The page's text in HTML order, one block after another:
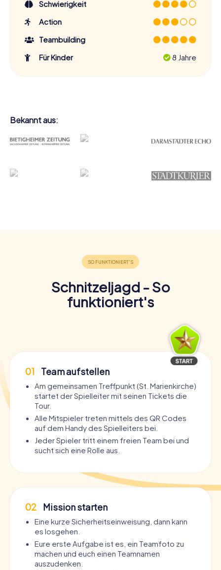
jeden etwas. Packt eure Neugier ein und macht euch
seiner schönsten Seite zeigt!
Schwierigkeit
Action
Teambuilding
Für Kinder
8 Jahre
Bekannt aus:
Schnitzeljagd - So
funktioniert's
01 Team aufstellen
Am gemeinsamen Treffpunkt (St. Marienkirche)
startet der Spielleiter mit seinen Tickets die
Tour.
Alle Mitspieler treten mittels des QR Codes
auf dem Handy des Spielleiters bei.
Jeder Spieler tritt einem freien Team bei und
sucht sich eine Rolle aus.
02 Mission starten
Eine kurze Sicherheitseinweisung, dann kann
es losgehen.
Eure erste Aufgabe ist es, ein Teamfoto zu
machen und euch einen Teamnamen
auszudenken.